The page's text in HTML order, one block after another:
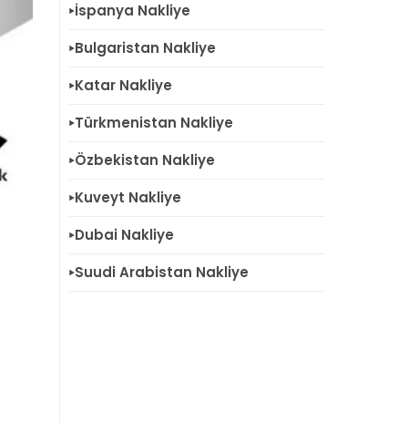
İspanya Nakliye
Bulgaristan Nakliye
Katar Nakliye
Türkmenistan Nakliye
Özbekistan Nakliye
Kuveyt Nakliye
Dubai Nakliye
Suudi Arabistan Nakliye